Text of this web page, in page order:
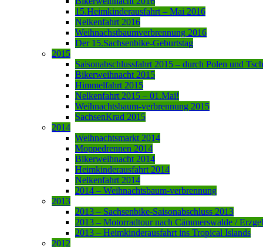
15.Heimkinderausfahrt – Mai 2016
Nelkenfahrt 2016
Weihnachstbaumverbrennung 2016
Der 15.Sachsenbike-Geburtstag
2015
Saisonabschlussfahrt 2015 – durch Polen und
Bikerweihnacht 2015
Himmelfahrt 2015
Nelkenfahrt 2015 – 01.Mai!
Weihnachtsbaum-verbrennung 2015
SachsenKrad 2015
2014
Weihnachtsmarkt 2014
Moppedrennen 2014
Bikerweihnacht 2014
Heimkinderausfahrt 2014
Nelkenfahrt 2014
2014 – Weihnachtsbaum-verbrennung
2013
2013 – Sachsenbike-Saisonabschluss 2013
2013 – Motorradtour nach Cämmerswalde /
2013 – Heimkinderausfahrt ins Tropical Islands
2012